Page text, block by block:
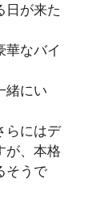
日が来た
華なバイ
緒にい
らにはデ
が、本格
そうで